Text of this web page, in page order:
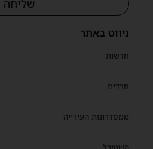
ניווט באתר
חדשות
חרדים
ממסדרונות העירייה
שליחה